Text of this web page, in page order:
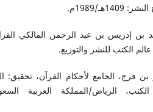
1989م.
بن إدريس بن عبد الرحمن المالكي
الكتب للنشر والتوزيع.
فرج، الجامع لأحكام القرآن، تحقيق:
الرياض/المملكة العربية